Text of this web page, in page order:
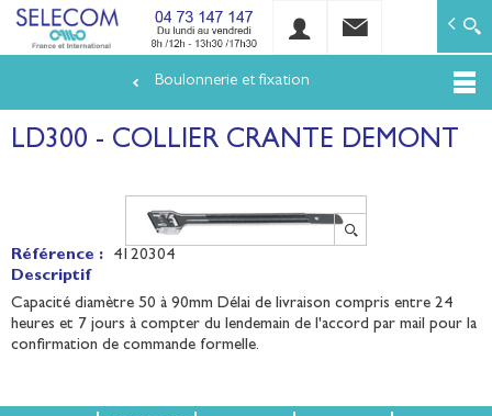
contenu
SELECOM
Matériels de réseaux électriques basse tension et
Boulonnerie et fixation
LD300 - COLLIER CRANTE DEMONT
Référence :
4120304
Descriptif
Capacité diamètre 50 à 90mm Délai de livraison compris entre 24
heures et 7 jours à compter du lendemain de l'accord par mail pour la
confirmation de commande formelle.